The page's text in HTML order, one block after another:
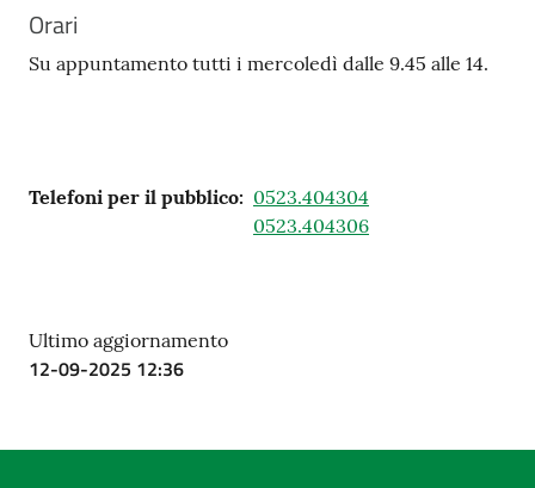
Orari
Su appuntamento tutti i mercoledì dalle 9.45 alle 14.
Telefoni per il pubblico: 0523.404304
0523.404306
Ultimo aggiornamento
12-09-2025 12:36